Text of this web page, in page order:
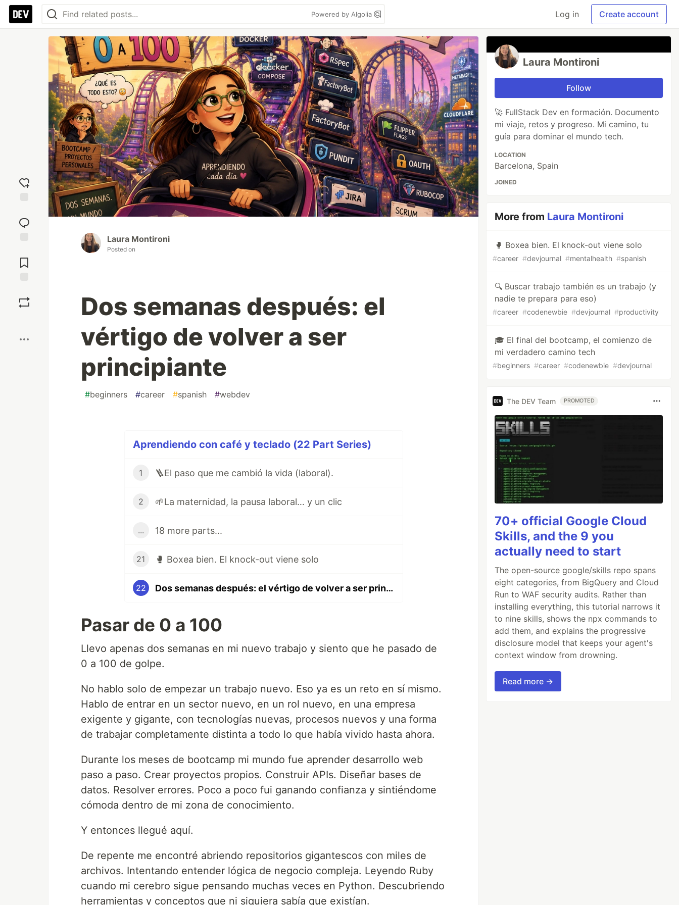
Powered by Algolia Log in Create account
reaction
Comments
Laura Montironi
Posted on
Dos semanas después: el
vértigo de volver a ser
principiante
#beginners #career #spanish #webdev
Aprendiendo con café y teclado (22 Part Series)
1 🪜El paso que me cambió la vida (laboral).
2 🌱La maternidad, la pausa laboral… y un clic
... 18 more parts...
21 🥊 Boxea bien. El knock-out viene solo
22 Dos semanas después: el vértigo de volver a ser principiante
Pasar de 0 a 100
Llevo apenas dos semanas en mi nuevo trabajo y siento que he pasado de
0 a 100 de golpe.
No hablo solo de empezar un trabajo nuevo. Eso ya es un reto en sí mismo.
Hablo de entrar en un sector nuevo, en un rol nuevo, en una empresa
exigente y gigante, con tecnologías nuevas, procesos nuevos y una forma
de trabajar completamente distinta a todo lo que había vivido hasta ahora.
Durante los meses de bootcamp mi mundo fue aprender desarrollo web
paso a paso. Crear proyectos propios. Construir APIs. Diseñar bases de
datos. Resolver errores. Poco a poco fui ganando confianza y sintiéndome
cómoda dentro de mi zona de conocimiento.
Y entonces llegué aquí.
De repente me encontré abriendo repositorios gigantescos con miles de
archivos. Intentando entender lógica de negocio compleja. Leyendo Ruby
cuando mi cerebro sigue pensando muchas veces en Python. Descubriendo
herramientas y conceptos que ni siquiera sabía que existían.
Laura Montironi
Follow
🚀 FullStack Dev en formación. Documento
mi viaje, retos y progreso. Mi camino, tu
guía para dominar el mundo tech.
LOCATION
Barcelona, Spain
JOINED
More from Laura Montironi
🥊 Boxea bien. El knock-out viene solo
#career #devjournal #mentalhealth #spanish
🔍 Buscar trabajo también es un trabajo (y
nadie te prepara para eso)
#career #codenewbie #devjournal #productivity
🎓 El final del bootcamp, el comienzo de
mi verdadero camino tech
#beginners #career #codenewbie #devjournal
The DEV Team PROMOTED
70+ official Google Cloud
Skills, and the 9 you
actually need to start
The open-source google/skills repo spans
eight categories, from BigQuery and Cloud
Run to WAF security audits. Rather than
installing everything, this tutorial narrows it
to nine skills, shows the npx commands to
add them, and explains the progressive
disclosure model that keeps your agent's
context window from drowning.
Read more →